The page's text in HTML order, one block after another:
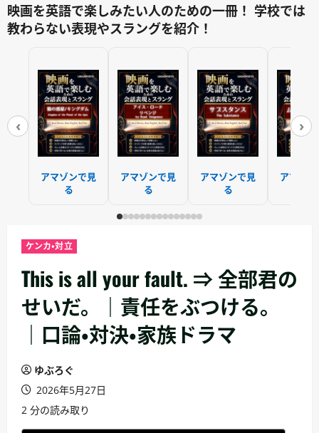
映画を英語で楽しみたい人のための一冊！ 学校では
教わらない表現やスラングを紹介！
‹
アマゾンで見
る
アマゾンで見
る
アマゾンで見
る
アマゾ
›
ケンカ・対立
This is all your fault. ⇒ 全部君の
せいだ。｜責任をぶつける。
｜口論・対決・家族ドラマ
ゆぶろぐ
2026年5月27日
2 分の読み取り